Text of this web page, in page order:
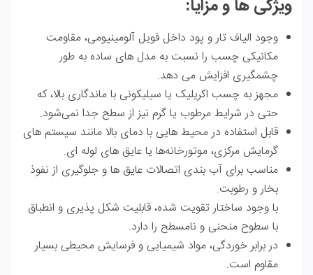
ویژگی‌ ها و مزایا:
وجود الیاف تار و پود داخل فویل آلومینیومی، مقاومت
مکانیکی چسب را نسبت به مدل‌ های ساده به طور
چشمگیری افزایش می‌ دهد.
مجهز به چسب اکریلیک یا سیلیکونی با ماندگاری بالا، که
حتی در شرایط مرطوب یا گرم نیز از سطح جدا نمی‌شود.
قابل استفاده در محیط‌ هایی با دمای بالا مانند سیستم‌ های
گرمایش مرکزی، موتورخانه‌ها یا عایق‌ های لوله‌ ای.
مناسب برای آب‌ بندی اتصالات عایق‌ ها و جلوگیری از نفوذ
بخار و رطوبت.
با وجود ساختار تقویت‌ شده، قابلیت شکل‌ پذیری و انطباق
با سطوح منحنی و نامسطح را دارد.
در برابر خوردگی، مواد شیمیایی و فرسایش محیطی بسیار
مقاوم است.